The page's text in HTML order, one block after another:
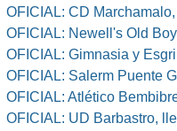
OFICIAL: CD
OFICIAL: Newell's Old Boys, firma
OFICIAL: Gimnasia y
OFICIAL: Salerm Puente
OFICIAL: Atlético
OFICIAL: UD Barbastro,